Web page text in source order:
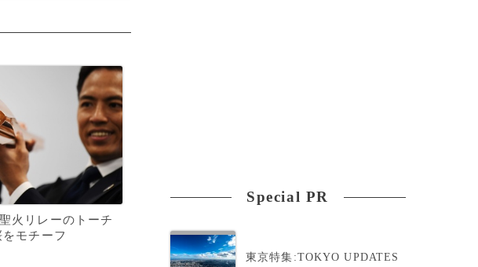
火リレーのトーチ
モチーフ
Special PR
東京特集:TOKYO UPDATES